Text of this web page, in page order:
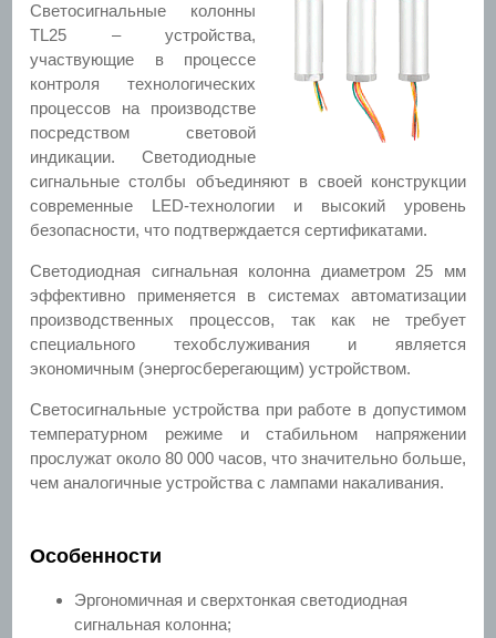
Светосигнальные колонны
TL25 – устройства,
участвующие в процессе
контроля технологических
процессов на производстве
посредством световой
индикации. Светодиодные
сигнальные столбы объединяют в своей конструкции
современные LED-технологии и высокий уровень
безопасности, что подтверждается сертификатами.
Светодиодная сигнальная колонна диаметром 25 мм
эффективно применяется в системах автоматизации
производственных процессов, так как не требует
специального техобслуживания и является
экономичным (энергосберегающим) устройством.
Светосигнальные устройства при работе в допустимом
температурном режиме и стабильном напряжении
прослужат около 80 000 часов, что значительно больше,
чем аналогичные устройства с лампами накаливания.
Особенности
Эргономичная и сверхтонкая светодиодная
сигнальная колонна;